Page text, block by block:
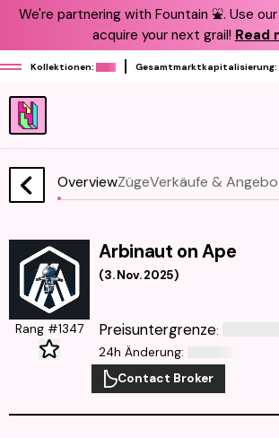
We're partnering with Fountain ⛲️. Use
acquire your next grail! Read
Kollektionen: Gesamtmarktkapitalisierung:
OverviewZügeVerkäufe &
Arbinaut on Ape
(3. Nov. 2025)
Rang #1347 Preisuntergrenze:
24h Änderung:
Contact Broker